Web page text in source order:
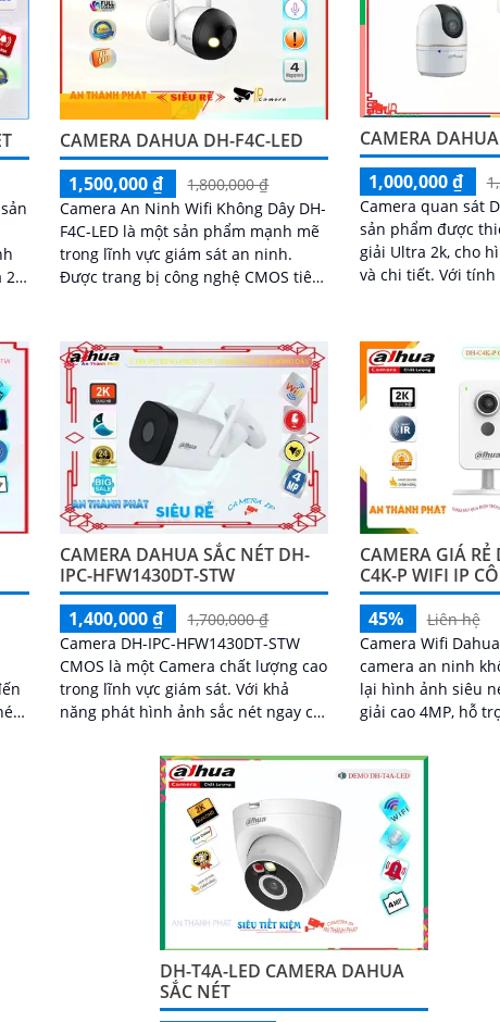
2k,
CAMERA DAHUA DH-F4C-LED
1,500,000 ₫
1,800,000 ₫
Camera An Ninh Wifi Không Dây DH-
F4C-LED là một sản phẩm mạnh mẽ
trong lĩnh vực giám sát an ninh.
Được trang bị công nghệ CMOS tiên
trong vòng bán kính 30m
CAMERA
1,000,000 ₫
Camera quan sát
sản phẩm được
giải Ultra 2k, cho
và chi tiết. Với tính năng hồng ngoại
cách lên đến 10m
CAMERA DAHUA SẮC NÉT DH-
IPC-HFW1430DT-STW
1,400,000 ₫
1,700,000 ₫
Camera DH-IPC-HFW1430DT-STW
CMOS là một Camera chất lượng cao
trong lĩnh vực giám sát. Với khả
năng phát hình ảnh sắc nét ngay cả
ban đêm nhờ công nghệ hồng ngoại
CAMERA GIÁ
C4K-P WIFI IP
45%
Liên hệ
Camera Wifi
camera an ninh
lại hình ảnh siêu
giải cao 4MP, hỗ
hay không có ánh
xa 30m. Ngoài ra còn trang bị khả
năng đàm thoại
người chính
đặc biệt với lưu
qua khe cắm thẻ
không dây, tích
chống cảnh báo
bằng motion
dạng người
DH-T4A-LED CAMERA DAHUA
SẮC NÉT